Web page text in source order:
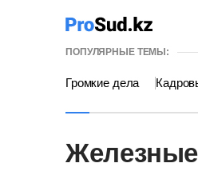
ПОПУЛЯРНЫЕ ТЕМЫ:
Громкие дела